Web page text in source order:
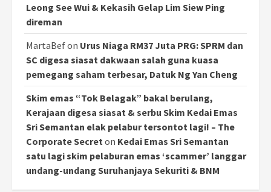
Leong See Wui & Kekasih Gelap Lim Siew Ping
direman
MartaBefon Urus Niaga RM37 Juta PRG: SPRM dan
SC digesa siasat dakwaan salah guna kuasa
pemegang saham terbesar, Datuk Ng Yan Cheng
Skim emas “Tok Belagak” bakal berulang,
Kerajaan digesa siasat & serbu Skim Kedai Emas
Sri Semantan elak pelabur tersontot lagi! – The
Corporate Secreton Kedai Emas Sri Semantan
satu lagi skim pelaburan emas ‘scammer’ langgar
undang-undang Suruhanjaya Sekuriti & BNM